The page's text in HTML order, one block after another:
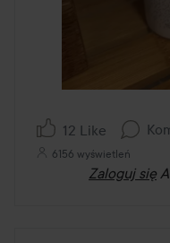
12 Like
6156 wyświetleń
Zaloguj się